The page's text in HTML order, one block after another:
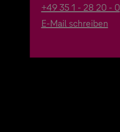
+49 35 1 - 28 20 - 0
E-Mail schreiben